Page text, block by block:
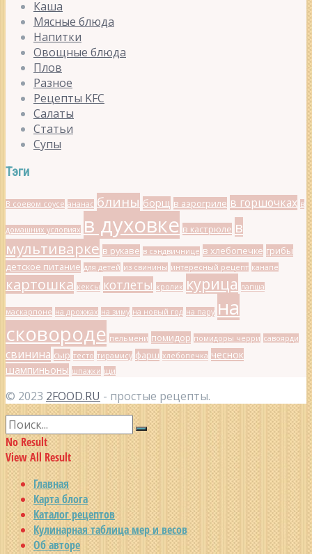
Каша
Мясные блюда
Напитки
Овощные блюда
Плов
Разное
Рецепты KFC
Салаты
Статьи
Супы
Тэги
В соевом соусе ананас блины борщ в аэрогриле в горшочках в
домашних условиях в духовке в кастрюле в
мультиварке в рукаве в сэндвичнице в хлебопечке грибы
детское питание для детей из свинины интересный рецепт канапе
картошка кексы котлеты кролик курица лапша
маскарпоне на дрожжах на зиму на новый год на пару на
сковороде пельмени помидор помидоры черри савоярди
свинина сыр тесто тирамису фарш хлебопечка чеснок
шампиньоны шпажки щи
© 2023 2FOOD.RU - простые рецепты.
No Result
View All Result
Главная
Карта блога
Каталог рецептов
Кулинарная таблица мер и весов
Об авторе